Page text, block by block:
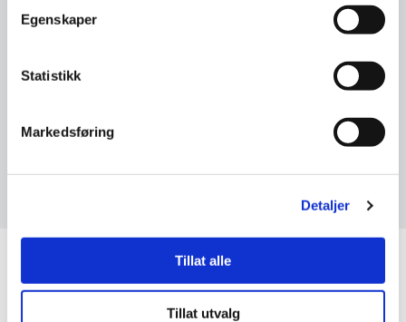
Egenskaper
Statistikk
Markedsføring
Detaljer
Tillat alle
Tillat utvalg
bedriften være medlem og innlogget.